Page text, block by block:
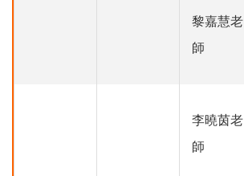
黎嘉慧老
師
李曉茵老
師